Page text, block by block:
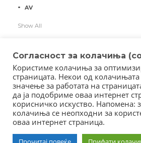
AV
Show All
Copyright © 2018 - Member of
Member of Clip Media
Согласност за колачиња
Користиме колачиња за
страницата. Некои од
значење за работата на
да ја подобриме оваа интернет
корисничко искуство. Напомена:
колачиња се неопходни за
оваа интернет страница.